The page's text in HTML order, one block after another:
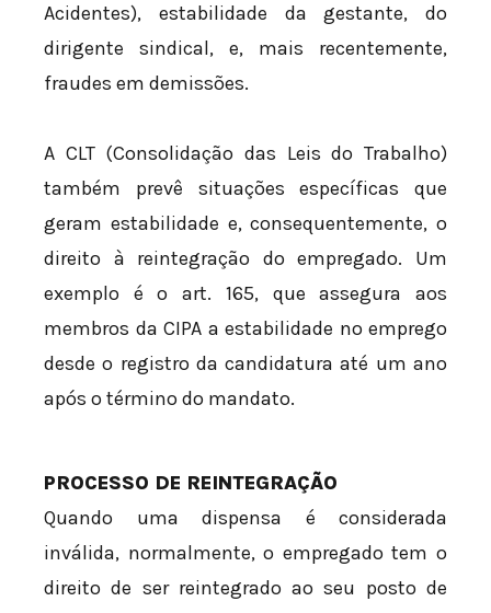
Acidentes), estabilidade da gestante, do
dirigente sindical, e, mais recentemente,
fraudes em demissões.
A CLT (Consolidação das Leis do Trabalho)
também prevê situações específicas que
geram estabilidade e, consequentemente, o
direito à reintegração do empregado. Um
exemplo é o art. 165, que assegura aos
membros da CIPA a estabilidade no emprego
desde o registro da candidatura até um ano
após o término do mandato.
PROCESSO DE REINTEGRAÇÃO
Quando uma dispensa é considerada
inválida, normalmente, o empregado tem o
direito de ser reintegrado ao seu posto de